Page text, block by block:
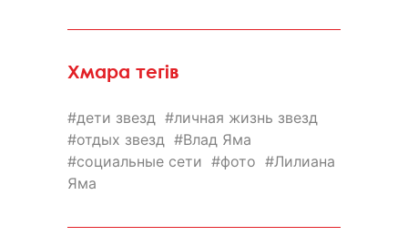
Хмара тегів
дети звезд
личная жизнь звезд
отдых звезд
Влад Яма
социальные сети
фото
Лилиана
Яма